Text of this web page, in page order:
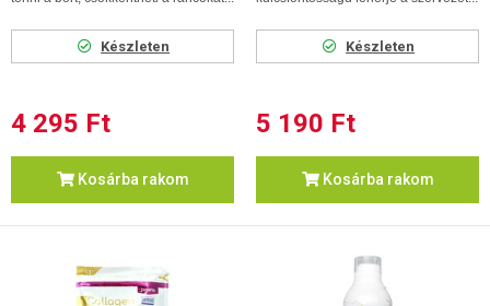
Készleten
4 295 Ft
Kosárba rakom
Készleten
5 190 Ft
Kosárba rakom